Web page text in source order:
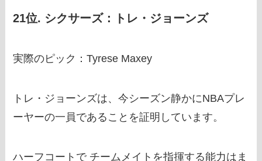
21位. シクサーズ：トレ・ジョーンズ
実際のピック：Tyrese Maxey
トレ・ジョーンズは、今シーズン静かにNBAプレ
ーヤーの一員であることを証明しています。
ハーフコートで チームメイトを指揮する能力はま